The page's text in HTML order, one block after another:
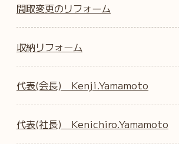
間取変更のリフォーム
収納リフォーム
代表(会長) Kenji.Yamamoto
代表(社長) Kenichiro.Yamamoto